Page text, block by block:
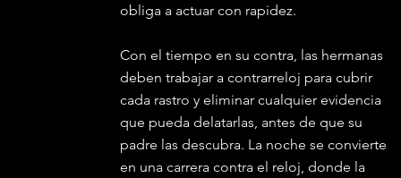
obliga a actuar con rapidez.
Con el tiempo en su contra, las hermanas
deben trabajar a contrarreloj para cubrir
cada rastro y eliminar cualquier evidencia
que pueda delatarlas, antes de que su
padre las descubra. La noche se convierte
en una carrera contra el reloj, donde la